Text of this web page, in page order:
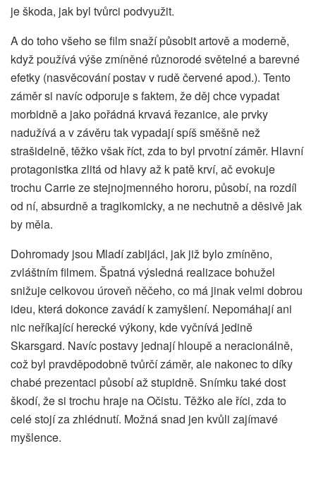
je škoda, jak byl tvůrci podvyužit.
A do toho všeho se film snaží působit artově a moderně,
když používá výše zmíněné různorodé světelné a barevné
efetky (nasvěcování postav v rudě červené apod.). Tento
záměr si navíc odporuje s faktem, že děj chce vypadat
morbidně a jako pořádná krvavá řezanice, ale prvky
nadužívá a v závěru tak vypadají spíš směšně než
strašidelně, těžko však říct, zda to byl prvotní záměr. Hlavní
protagonistka zlitá od hlavy až k patě krví, ač evokuje
trochu Carrie ze stejnojmenného hororu, působí, na rozdíl
od ní, absurdně a tragikomicky, a ne nechutně a děsivě jak
by měla.
Dohromady jsou Mladí zabijáci, jak již bylo zmíněno,
zvláštním filmem. Špatná výsledná realizace bohužel
snižuje celkovou úroveň něčeho, co má jinak velmi dobrou
ideu, která dokonce zavádí k zamyšlení. Nepomáhají ani
nic neříkající herecké výkony, kde vyčnívá jedině
Skarsgard. Navíc postavy jednají hloupě a neracionálně,
což byl pravděpodobně tvůrčí záměr, ale nakonec to díky
chabé prezentaci působí až stupidně. Snímku také dost
škodí, že si trochu hraje na Očistu. Těžko ale říci, zda to
celé stojí za zhlédnutí. Možná snad jen kvůli zajímavé
myšlence.